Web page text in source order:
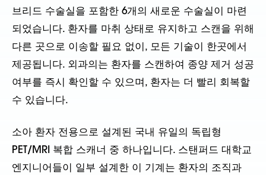
브리드 수술실을 포함한 6개의 새로운 수술실이 마련
되었습니다. 환자를 마취 상태로 유지하고 스캔을 위해
다른 곳으로 이송할 필요 없이, 모든 기술이 한곳에서
제공됩니다. 외과의는 환자를 스캔하여 종양 제거 성공
여부를 즉시 확인할 수 있으며, 환자는 더 빨리 회복할
수 있습니다.
소아 환자 전용으로 설계된 국내 유일의 독립형
PET/MRI 복합 스캐너 중 하나입니다. 스탠퍼드 대학교
엔지니어들이 일부 설계한 이 기계는 환자의 조직과